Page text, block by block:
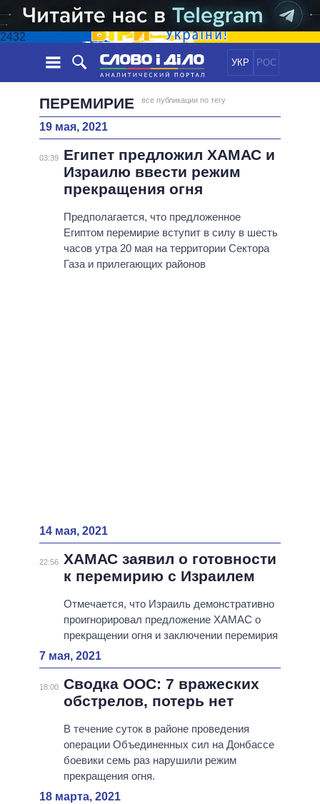
2432
УКР РОС
НОВОСТИ
ЛЕНТА
СОБЫТИЯ
СТАТЬИ
МНЕНИЯ
ОБЗОРЫ
ДАЙДЖЕСТЫ
ЭКОНОМИКА
ОБЩЕСТВО
МИР
ПОЛИТИКИ
ВСЕ ПОЛИТИКИ
ПРЕЗИДЕНТ И ОФИС
ВЕРХОВНАЯ РАДА
КАБИНЕТ МИНИСТРОВ
ИНФОГРАФИКА
ВИДЕО
ПОДДЕРЖАТЬ
ПЕРЕМИРИЕ все публикации по тегу
19 мая, 2021
03:39
Египет предложил ХАМАС и
Израилю ввести режим
прекращения огня
Предполагается, что предложенное
Египтом перемирие вступит в силу в шесть
часов утра 20 мая на территории Сектора
Газа и прилегающих районов
14 мая, 2021
22:56 ХАМАС заявил о готовности
к перемирию с Израилем
Отмечается, что Израиль демонстративно
проигнорировал предложение ХАМАС о
прекращении огня и заключении перемирия
7 мая, 2021
18:00 Сводка ООС: 7 вражеских
обстрелов, потерь нет
В течение суток в районе проведения
операции Объединенных сил на Донбассе
боевики семь раз нарушили режим
прекращения огня.
18 марта, 2021